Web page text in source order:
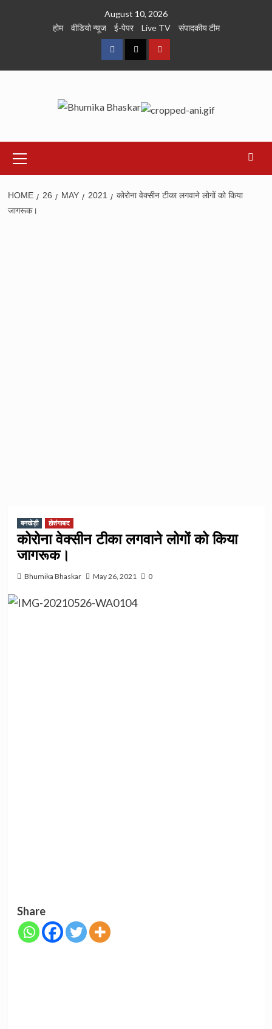
August 10, 2026
होम
वीडियो न्यूज ई-पेपर Live TV संपादकीय टीम
FacebookTwitterYoutube
Menu
HOME 26 MAY 2021
कोरोना वेक्सीन टीका लगवाने लोगों को किया
जागरूक।
बनखेड़ी होशंगाबाद
कोरोना वेक्सीन टीका लगवाने लोगों को किया
जागरूक।
Bhumika Bhaskar May 26, 2021 0
Share